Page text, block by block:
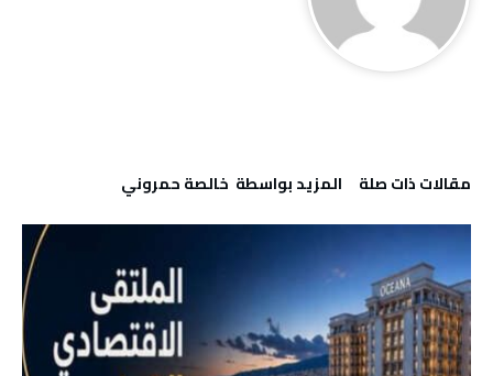
‫مقالات ذات صلة‬ ‫‫المزيد بواسطة‬ ‬ خالصة حمروني